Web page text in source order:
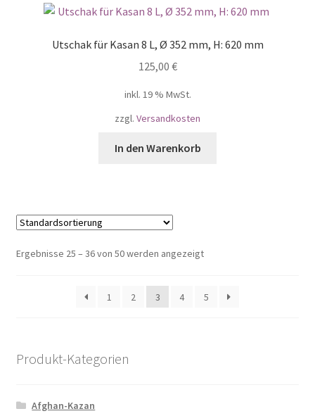
Utschak für Kasan 8 L, Ø 352 mm, H: 620 mm
125,00 €
inkl. 19 % MwSt.
zzgl. Versandkosten
In den Warenkorb
Ergebnisse 25 – 36 von 50 werden angezeigt
1 2 3 4 5
Produkt-Kategorien
Afghan-Kazan